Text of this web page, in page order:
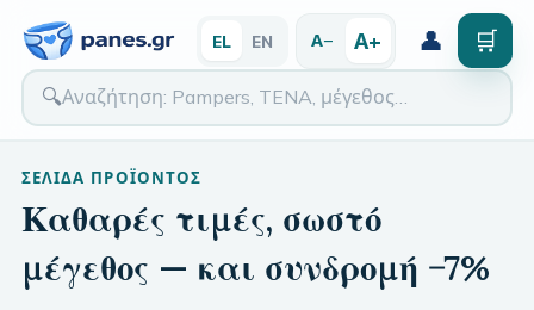
🔍
EL EN Α− Α+ 👤 🛒
ΣΕΛΊΔΑ ΠΡΟΪΌΝΤΟΣ
Καθαρές τιμές, σωστό
μέγεθος — και συνδρομή −7%